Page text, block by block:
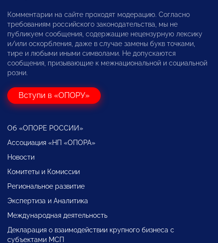
Комментарии на сайте проходят модерацию. Согласно
требованиям российского законодательства, мы не
публикуем сообщения, содержащие нецензурную лексику
и/или оскорбления, даже в случае замены букв точками,
тире и любыми иными символами. Не допускаются
сообщения, призывающие к межнациональной и социальной
розни.
Вступи в «ОПОРУ»
Об «ОПОРЕ РОССИИ»
Ассоциация «НП «ОПОРА»
Новости
Комитеты и Комиссии
Региональное развитие
Экспертиза и Аналитика
Международная деятельность
Декларация о взаимодействии крупного бизнеса с
субъектами МСП